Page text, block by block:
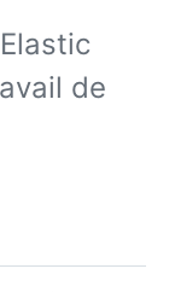
de